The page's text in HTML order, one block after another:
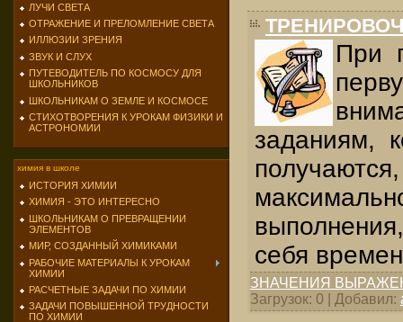
ЛУЧИ СВЕТА
ОТРАЖЕНИЕ И ПРЕЛОМЛЕНИЕ СВЕТА
ИЛЛЮЗИИ ЗРЕНИЯ
ЗВУК И СЛУХ
ПУТЕВОДИТЕЛЬ ПО КОСМОСУ ДЛЯ
ШКОЛЬНИКОВ
ШКОЛЬНИКАМ О ЗЕМЛЕ И КОСМОСЕ
СТИХОТВОРЕНИЯ К УРОКАМ ФИЗИКИ И
АСТРОНОМИИ
химия в школе
ИСТОРИЯ ХИМИИ
ХИМИЯ - ЭТО ИНТЕРЕСНО
ШКОЛЬНИКАМ О ПРЕВРАЩЕНИИ
ЭЛЕМЕНТОВ
МИР, СОЗДАННЫЙ ХИМИКАМИ
РАБОЧИЕ МАТЕРИАЛЫ К УРОКАМ
ХИМИИ
РАСЧЕТНЫЕ ЗАДАЧИ ПО ХИМИИ
ЗАДАЧИ ПОВЫШЕННОЙ ТРУДНОСТИ
ПО ХИМИИ
При
заданиям,
себя
ЗНАЧЕНИЯ
Загрузок: 0 | Добавил: